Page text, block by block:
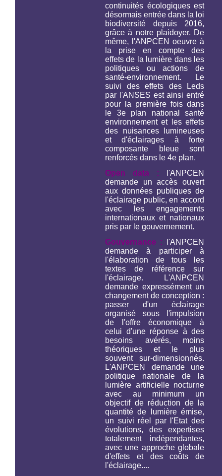
continuités écologiques est
désormais entrée dans la loi
biodiversité depuis 2016,
grâce à notre plaidoyer. De
même, l'ANPCEN oeuvre à
la prise en compte des
effets de la lumière dans les
politiques ou actions de
santé-environnement. Le
suivi des effets des Leds
par l'ANSES est ainsi entré
pour la première fois dans
le 3e plan national santé
environnement et les effets
des nuisances lumineuses
et d'éclairages à forte
composante bleue sont
renforcés dans le 4e plan.
Open data : l'ANPCEN
demande un accès ouvert
aux données publiques de
l'éclairage public, en accord
avec les engagements
internationaux et nationaux
pris par le gouvernement.
Gouvernance :
l'ANPCEN
demande à participer à
l'élaboration de tous les
textes de référence sur
l'éclairage. L'ANPCEN
demande expressément un
changement de conception :
passer d'un éclairage
organisé sous l'impulsion
de l'offre économique à
celui d'une réponse à des
besoins avérés, moins
théoriques et le plus
souvent sur-dimensionnés.
L'ANPCEN demande une
politique nationale de la
lumière artificielle nocturne
avec au minimum un
objectif de réduction de la
quantité de lumière émise,
un suivi réel par l'Etat des
évolutions, des expertises
totalement indépendantes,
avec une approche globale
d'effets et des coûts de
l'éclairage....